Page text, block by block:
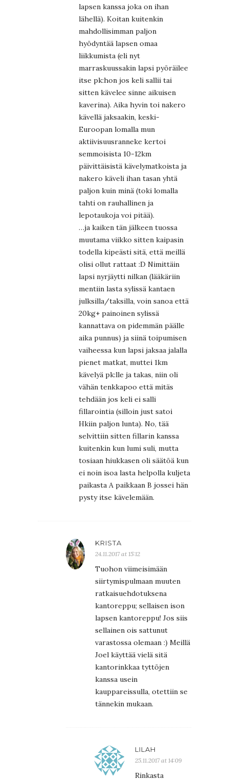
lapsen kanssa joka on ihan
lähellä). Koitan kuitenkin
mahdollisimman paljon
hyödyntää lapsen omaa
liikkumista (eli nyt
marraskuussakin lapsi pyöräilee
itse pk:hon jos keli sallii tai
sitten kävelee sinne aikuisen
kaverina). Aika hyvin toi nakero
kävellä jaksaakin, keski-
Euroopan lomalla mun
aktiivisuusranneke kertoi
semmoisista 10-12km
päivittäisistä kävelymatkoista ja
nakero käveli ihan tasan yhtä
paljon kuin minä (toki lomalla
tahti on rauhallinen ja
lepotaukoja voi pitää).
…ja kaiken tän jälkeen tuossa
muutama viikko sitten kaipasin
todella kipeästi sitä, että meillä
olisi ollut rattaat :D Nimittäin
lapsi nyrjäytti nilkan (lääkäriin
mentiin lasta sylissä kantaen
julksilla/taksilla, voin sanoa että
20kg+ painoinen sylissä
kannattava on pidemmän päälle
aika punnus) ja siinä toipumisen
vaiheessa kun lapsi jaksaa jalalla
pienet matkat, muttei 1km
kävelyä pk:lle ja takas, niin oli
vähän tenkkapoo että mitäs
tehdään jos keli ei salli
fillarointia (silloin just satoi
Hkiin paljon lunta). No, tää
selvittiin sitten fillarin kanssa
kuitenkin kun lumi suli, mutta
tosiaan hiukkasen oli säätöä kun
ei noin isoa lasta helpolla kuljeta
paikasta A paikkaan B jossei hän
pysty itse kävelemään.
KRISTA
24.11.2017 at 15:12
Tuohon viimeisimään
siirtymispulmaan muuten
ratkaisuehdotuksena
kantoreppu; sellaisen ison
lapsen kantoreppu! Jos siis
sellainen ois sattunut
varastossa olemaan :) Meillä
Joel käyttää vielä sitä
kantorinkkaa tyttöjen
kanssa usein
kauppareissulla, otettiin se
tännekin mukaan.
LILAH
25.11.2017 at 14:09
Rinkasta